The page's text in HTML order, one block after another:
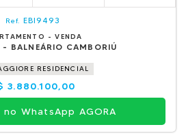
Ref. EBI9493
- VENDA
- BALNEÁRIO CAMBORIÚ
RESIDENCIAL
3.880.100,00
no WhatsApp AGORA